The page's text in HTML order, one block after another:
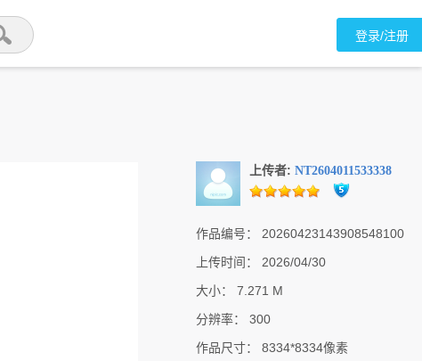
登录/注册
上传者: NT2604011533338
作品编号：
20260423143908548100
上传时间：
2026/04/30
大小：
7.271 M
分辨率：
300
作品尺寸：
8334*8334像素